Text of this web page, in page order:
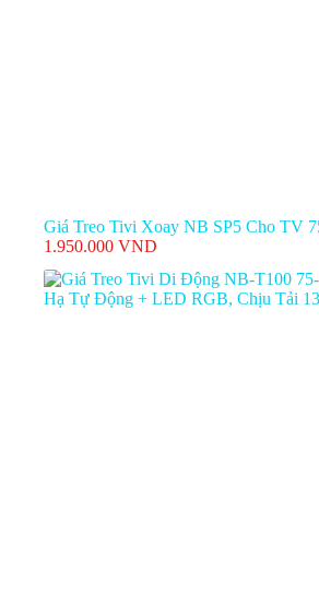
Giá Treo Tivi Xoay NB SP5 Cho TV
1.950.000 VND